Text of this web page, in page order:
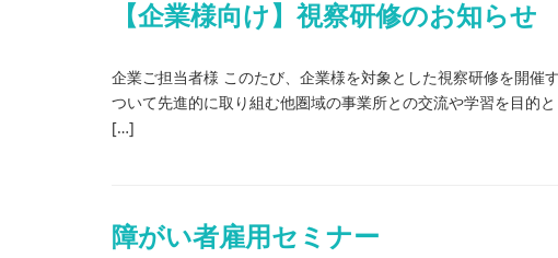
【企業様向け】視察研修のお知らせ
企業ご担当者様 このたび、企業様を対象とした視察研修を開催
ついて先進的に取り組む他圏域の事業所との交流や学習を目的
[…]
障がい者雇用セミナー